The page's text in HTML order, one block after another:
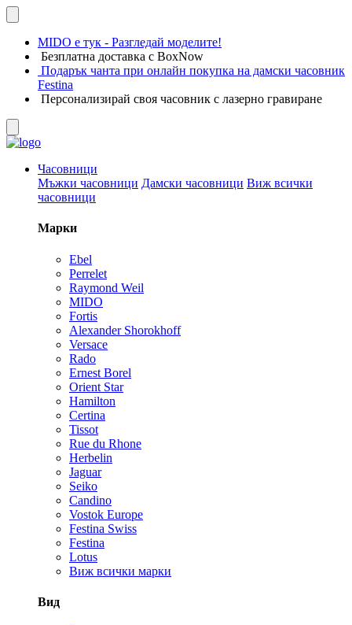
MIDO е тук - Разгледай моделите!
Безплатна доставка с BoxNow
Подарък чанта при онлайн покупка на дамски часовник
Festina
Персонализирай своя часовник с лазерно гравиране
Часовници
Мъжки часовници Дамски часовници Виж всички
часовници
Марки
Ebel
Perrelet
Raymond Weil
MIDO
Fortis
Alexander Shorokhoff
Versace
Rado
Ernest Borel
Orient Star
Hamilton
Certina
Tissot
Rue du Rhone
Herbelin
Jaguar
Seiko
Candino
Vostok Europe
Festina Swiss
Festina
Lotus
Виж всички марки
Вид